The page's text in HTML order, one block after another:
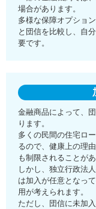
場合があります。
多様な保障オプショ
と団信を比較し、自
要です。
金融商品によって、
ります。
多くの民間の住宅ロ
るので、健康上の理
も制限されることがあ
しかし、独立行政法
は加入が任意となっ
用が考えられます。
ただし、団信に未加